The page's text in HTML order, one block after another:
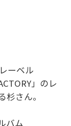
ーベル
」のレ
さん。
バム